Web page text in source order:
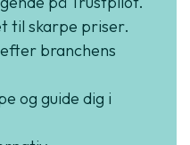
til skarpe priser.
branchens
og guide dig i